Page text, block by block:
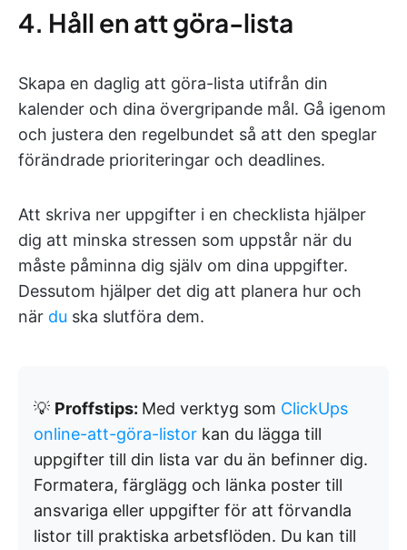
4. Håll en att göra-lista
Skapa en daglig att göra-lista utifrån din
kalender och dina övergripande mål. Gå igenom
och justera den regelbundet så att den speglar
förändrade prioriteringar och deadlines.
Att skriva ner uppgifter i en checklista hjälper
dig att minska stressen som uppstår när du
måste påminna dig själv om dina uppgifter.
Dessutom hjälper det dig att planera hur och
när du ska slutföra dem.
💡 Proffstips: Med verktyg som ClickUps
online-att-göra-listor kan du lägga till
uppgifter till din lista var du än befinner dig.
Formatera, färglägg och länka poster till
ansvariga eller uppgifter för att förvandla
listor till praktiska arbetsflöden. Du kan till